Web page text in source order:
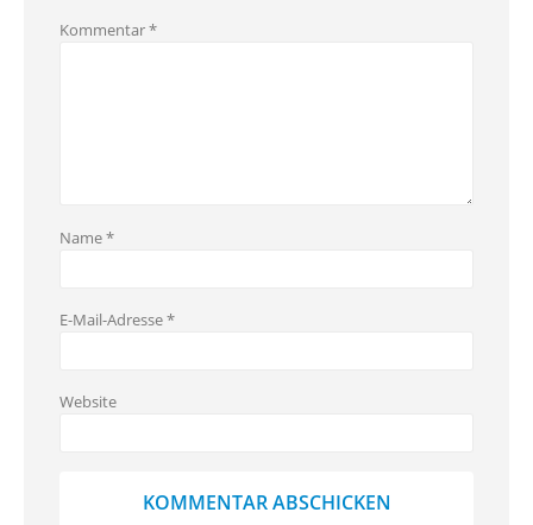
Kommentar*
Name*
E-Mail-Adresse*
Website